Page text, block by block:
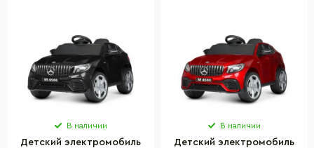
В наличии
Детский электромобиль
В наличии
Детский электромобиль